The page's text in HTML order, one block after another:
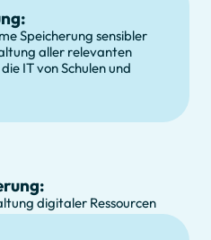
Speicherung sensibler
aller relevanten
IT von Schulen und
digitaler Ressourcen